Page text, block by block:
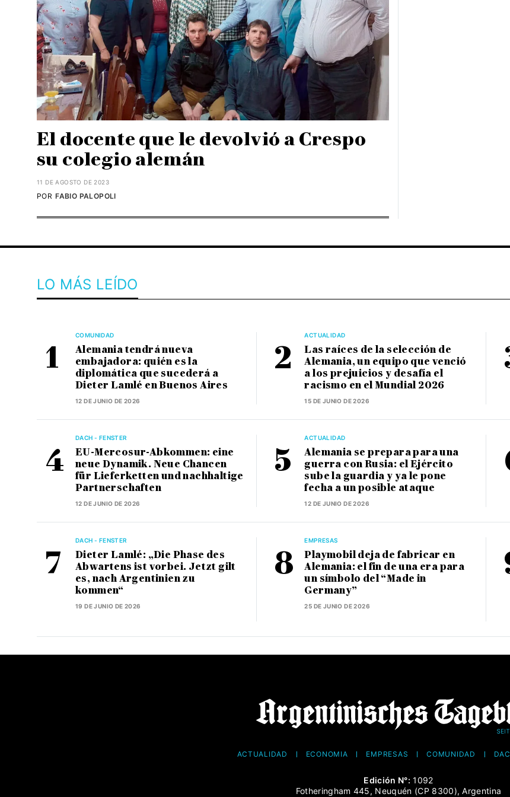
El docente que le devolvió a Crespo
su colegio alemán
11 DE AGOSTO DE 2023
FABIO PALOPOLI
POR
LO MÁS LEÍDO
COMUNIDAD
Alemania tendrá nueva
embajadora: quién es la
diplomática que sucederá a
Dieter Lamlé en Buenos Aires
12 DE JUNIO DE 2026
ACTUALIDAD
Las raíces de la selección de
Alemania, un equipo que venció
a los prejuicios y desafía el
racismo en el Mundial 2026
15 DE JUNIO DE 2026
DACH - FENSTER
EU-Mercosur-Abkommen: eine
neue Dynamik. Neue Chancen
für Lieferketten und nachhaltige
Partnerschaften
12 DE JUNIO DE 2026
ACTUALIDAD
Alemania se prepara para una
guerra con Rusia: el Ejército
sube la guardia y ya le pone
fecha a un posible ataque
12 DE JUNIO DE 2026
DACH - FENSTER
Dieter Lamlé: „Die Phase des
Abwartens ist vorbei. Jetzt gilt
es, nach Argentinien zu
kommen“
19 DE JUNIO DE 2026
EMPRESAS
Playmobil deja de fabricar en
Alemania: el fin de una era para
un símbolo del “Made in
Germany”
25 DE JUNIO DE 2026
ACTUALIDAD ECONOMÍA EMPRESAS COMUNIDAD
Edición N°: 1092
Fotheringham 445, Neuquén (CP 8300), Argentina